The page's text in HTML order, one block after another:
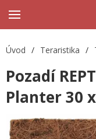
Úvod / Teraristika /
Pozadí
Planter 30